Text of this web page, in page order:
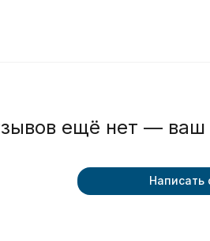
ещё нет —
Написать